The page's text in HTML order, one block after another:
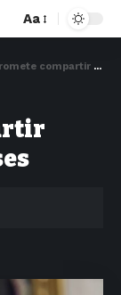
Aa
vacunas con otros países